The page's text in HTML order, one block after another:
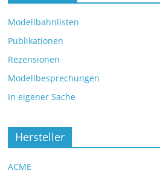
Modellbahnlisten
Publikationen
Rezensionen
Modellbesprechungen
In eigener Sache
Hersteller
ACME